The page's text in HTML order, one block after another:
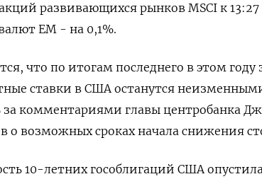
развивающихся рынков MSCI к
ЕМ - на 0,1%.
что по итогам последнего в этом году
ставки в США останутся
за комментариями главы центробанка
о возможных сроках начала снижения
10-летних гособлигаций США